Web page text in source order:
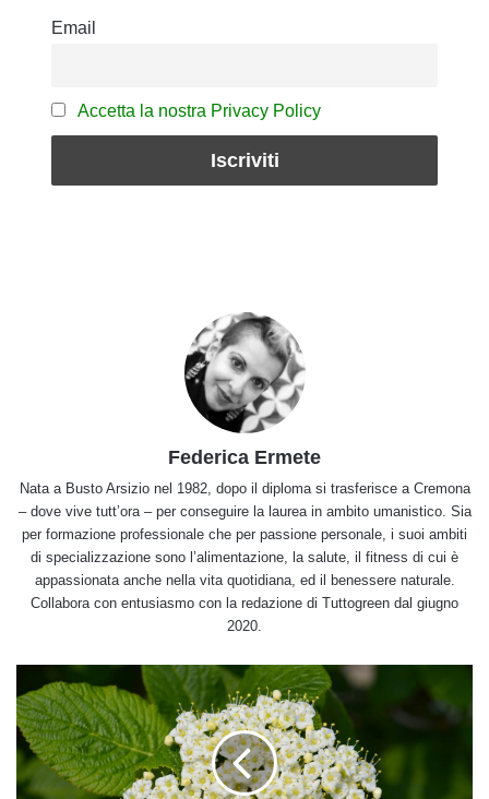
Email
Accetta la nostra Privacy Policy
Federica Ermete
Nata a Busto Arsizio nel 1982, dopo il diploma si trasferisce a Cremona
– dove vive tutt’ora – per conseguire la laurea in ambito umanistico. Sia
per formazione professionale che per passione personale, i suoi ambiti
di specializzazione sono l’alimentazione, la salute, il fitness di cui è
appassionata anche nella vita quotidiana, ed il benessere naturale.
Collabora con entusiasmo con la redazione di Tuttogreen dal giugno
2020.
sono
le
piante
che
fioriscono